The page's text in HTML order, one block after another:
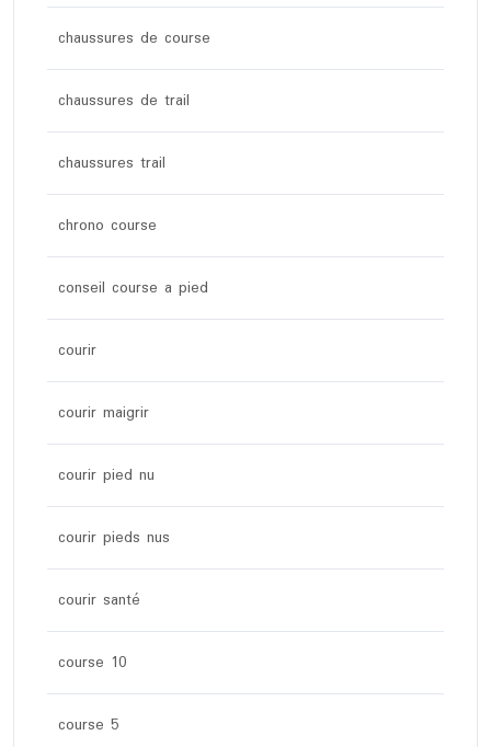
chaussures de course
chaussures de trail
chaussures trail
chrono course
conseil course a pied
courir
courir maigrir
courir pied nu
courir pieds nus
courir santé
course 10
course 5